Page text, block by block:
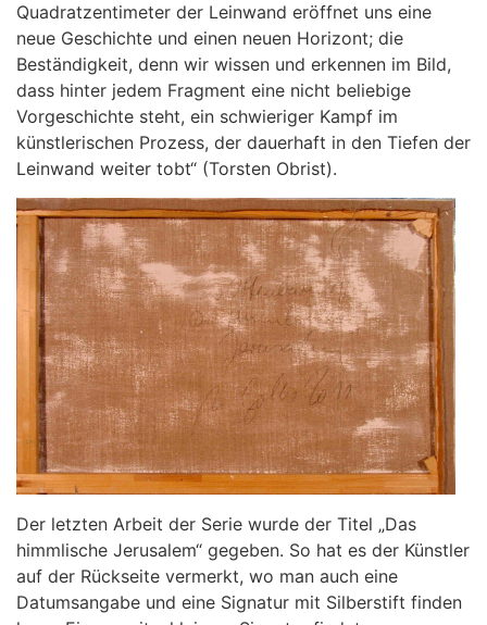
Quadratzentimeter der Leinwand eröffnet uns eine
neue Geschichte und einen neuen Horizont; die
Beständigkeit, denn wir wissen und erkennen im Bild,
dass hinter jedem Fragment eine nicht beliebige
Vorgeschichte steht, ein schwieriger Kampf im
künstlerischen Prozess, der dauerhaft in den Tiefen der
Leinwand weiter tobt“ (Torsten Obrist).
Der letzten Arbeit der Serie wurde der Titel „Das
himmlische Jerusalem“ gegeben. So hat es der Künstler
auf der Rückseite vermerkt, wo man auch eine
Datumsangabe und eine Signatur mit Silberstift finden